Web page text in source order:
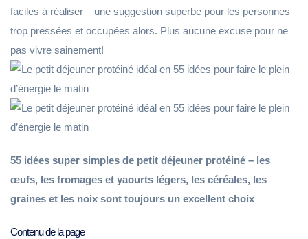
faciles à réaliser – une suggestion superbe pour les personnes
trop pressées et occupées alors. Plus aucune excuse pour ne
pas vivre sainement!
55 idées super simples de petit déjeuner protéiné – les
œufs, les fromages et yaourts légers, les céréales, les
graines et les noix sont toujours un excellent choix
Contenu de la page